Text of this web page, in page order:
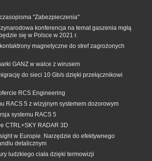
"Zabezpieczenia"
konferencja na temat gaszenia mgłą
się w Polsce w 2021 r.
magnetyczne do stref zagrożonych
GANZ w walce z wirusem
do sieci 10 Gb/s dzięki przełącznikowi
RCS Engineering
RACS 5 z wizyjnym systemem dozorowym
systemu RACS 5
CTRL+SKY RADAR 3D
w Europie. Narzędzie do efektywnego
detalicznym
ludzkiego ciała dzięki termowizji